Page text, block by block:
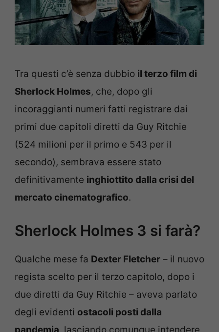
Tra questi c’è senza dubbio il terzo film di
Sherlock Holmes, che, dopo gli
incoraggianti numeri fatti registrare dai
primi due capitoli diretti da Guy Ritchie
(524 milioni per il primo e 543 per il
secondo), sembrava essere stato
definitivamente inghiottito dalla crisi del
mercato cinematografico.
Sherlock Holmes 3 si farà?
Qualche mese fa Dexter Fletcher – il nuovo
regista scelto per il terzo capitolo, dopo i
due diretti da Guy Ritchie – aveva parlato
degli evidenti ostacoli posti dalla